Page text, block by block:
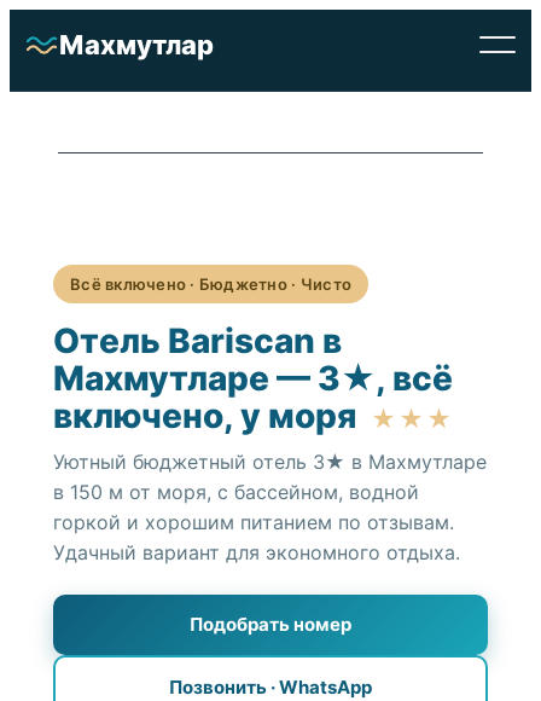
Перейти
Махмутлар
Отели
Недвижимость
О районе
Достопримечательности
Услуги
Всё включено · Бюджетно · Чисто
Отель Bariscan в
Махмутларе — 3★, всё
включено, у моря ★★★
Уютный бюджетный отель 3★ в Махмутларе
в 150 м от моря, с бассейном, водной
горкой и хорошим питанием по отзывам.
Удачный вариант для экономного отдыха.
Подобрать номер
Позвонить · WhatsApp